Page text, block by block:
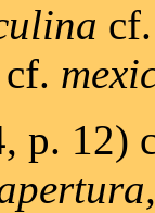
cf.
p. 12)